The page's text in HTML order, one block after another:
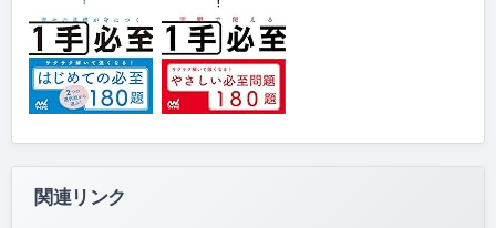
関連リンク